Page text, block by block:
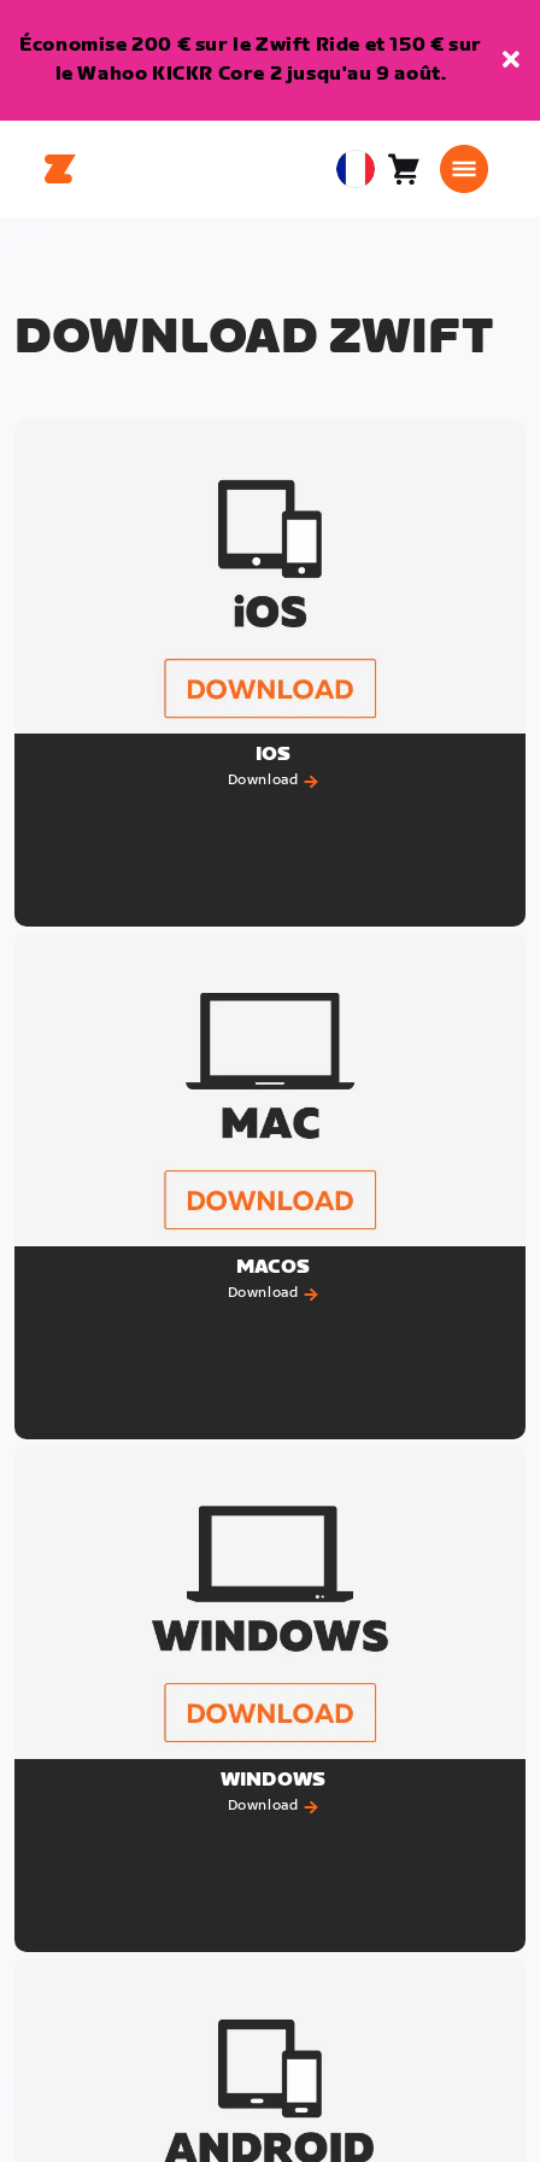
Économise 200 € sur le Zwift Ride et 150 € sur
le Wahoo KICKR Core 2 jusqu'au 9 août.
EuropeanPanier0
DOWNLOAD ZWIFT
IOS
Download
MACOS
Download
WINDOWS
Download